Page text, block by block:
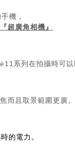
機，
超廣角相機』
系列在拍攝時可以
且取景範圍更廣。
的電力。